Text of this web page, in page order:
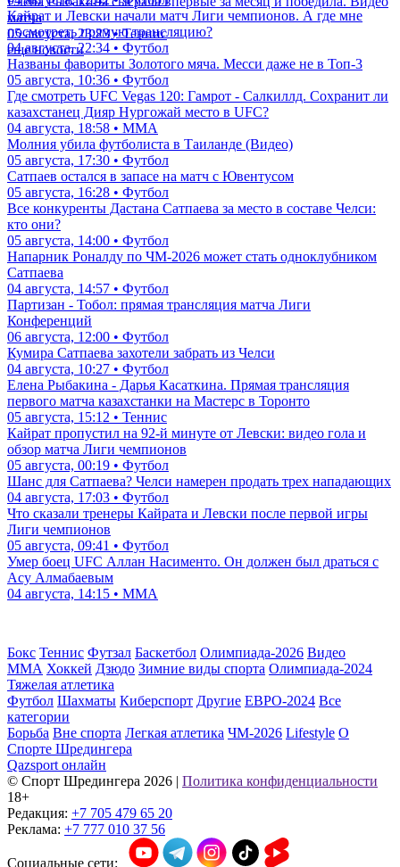
матча
05 августа, 23:23 • Теннис
еще новости
Кайрат и Левски начали матч Лиги чемпионов. А где мне
посмотреть прямую трансляцию?
04 августа, 22:34 • Футбол
Названы фавориты Золотого мяча. Месси даже не в Топ-3
05 августа, 10:36 • Футбол
Где смотреть UFC Vegas 120: Гамрот - Салкиллд. Сохранит ли
казахстанец Дияр Нургожай место в UFC?
04 августа, 18:58 • ММА
Молния убила футболиста в Таиланде (Видео)
05 августа, 17:30 • Футбол
Сатпаев остался в запасе на матч с Ювентусом
05 августа, 16:28 • Футбол
Все конкуренты Дастана Сатпаева за место в составе Челси:
кто они?
05 августа, 14:00 • Футбол
Напарник Роналду по ЧМ-2026 может стать одноклубником
Сатпаева
04 августа, 14:57 • Футбол
Партизан - Тобол: прямая трансляция матча Лиги
Конференций
06 августа, 12:00 • Футбол
Кумира Сатпаева захотели забрать из Челси
04 августа, 10:27 • Футбол
Елена Рыбакина - Дарья Касаткина. Прямая трансляция
первого матча казахстанки на Мастерс в Торонто
05 августа, 15:12 • Теннис
Кайрат пропустил на 92-й минуте от Левски: видео гола и
обзор матча Лиги чемпионов
05 августа, 00:19 • Футбол
Шанс для Сатпаева? Челси намерен продать трех нападающих
04 августа, 17:03 • Футбол
Что сказали тренеры Кайрата и Левски после первой игры
Лиги чемпионов
05 августа, 09:41 • Футбол
Умер боец UFC Аллан Насименто. Он должен был драться с
Асу Алмабаевым
04 августа, 14:15 • ММА
Бокс Теннис Футзал Баскетбол Олимпиада-2026 Видео
ММА Хоккей Дзюдо Зимние виды спорта Олимпиада-2024
Тяжелая атлетика
Футбол Шахматы Киберспорт Другие ЕВРО-2024 Все
категории
Борьба Вне спорта Легкая атлетика ЧМ-2026 Lifestyle О
Спорте Шредингера
Qazsport онлайн
© Cпорт Шредингера 2026 | Политика конфиденциальности
18+
Редакция: +7 705 479 65 20
Реклама: +7 777 010 37 56
Социальные сети: